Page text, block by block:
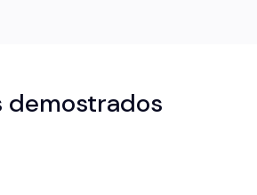
demostrados